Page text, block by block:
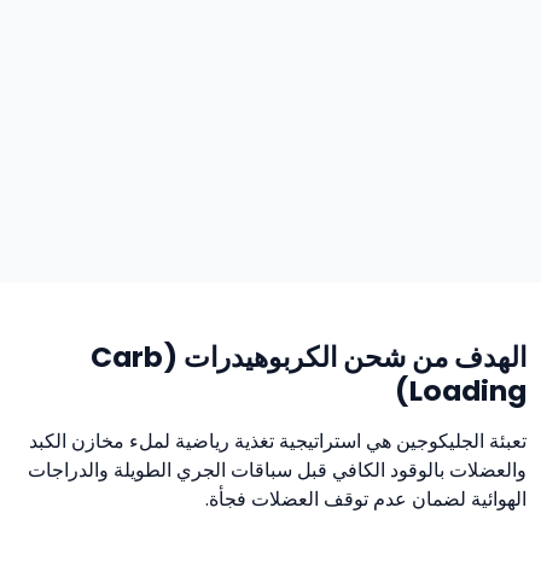
الهدف من شحن الكربوهيدرات (Carb
Loading)
تعبئة الجليكوجين هي استراتيجية تغذية رياضية لملء مخازن الكبد
والعضلات بالوقود الكافي قبل سباقات الجري الطويلة والدراجات
الهوائية لضمان عدم توقف العضلات فجأة.